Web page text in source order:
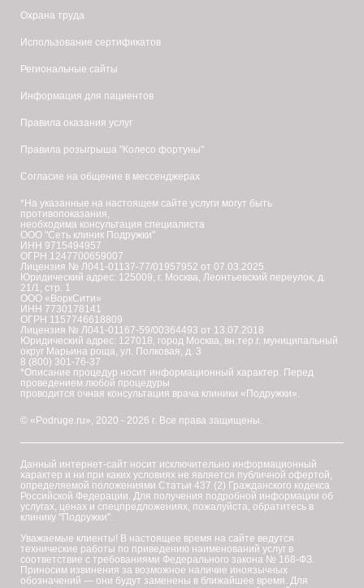
Охрана труда
Использование сертификатов
Региональные сайты
Информация для пациентов
Правила оказания услуг
Правила розыгрыша "Колесо фортуны"
Согласие на общение в мессенджерах
*На указанные на настоящем сайте услуги могут быть
противопоказания,
необходима консультация специалиста
ООО "Сеть клиник Подружки"
ИНН 9715494957
ОГРН 1247700659007
Лицензия № Л041-01137-77/01957952 от 07.03.2025
Юридический адрес: 125009, г. Москва, Леонтьевский переулок, д.
21/1, стр. 1
ООО «ВоркСити»
ИНН 7730178141
ОГРН 1157746618809
Лицензия № Л041-01167-59/00364493 от 13.07.2018
Юридический адрес: 127018, город Москва, вн.тер.г. муниципальный
округ Марьина роща, ул. Полковая, д. 3
8 (800) 301-76-37
*Описание процедур носит информационный характер. Перед
проведением любой процедуры
проводится очная консультация врача клиники «Подружки».
© «Podruge.ru», 2020 - 2026 г. Все права защищены.
Данный интернет-сайт носит исключительно информационный
характер и ни при каких условиях не является публичной офертой,
определяемой положениями Статьи 437 (2) Гражданского кодекса
Российской Федерации. Для получения подробной информации об
услугах, ценах и спецпредложениях, пожалуйста, обратитесь в
клинику "Подружки".
Уважаемые клиенты! В настоящее время на сайте ведутся
технические работы по приведению наименований услуг в
соответствие с требованиями Федерального закона № 168-ФЗ.
Приносим извинения за возможное наличие иноязычных
обозначений — они будут заменены в ближайшее время. Для